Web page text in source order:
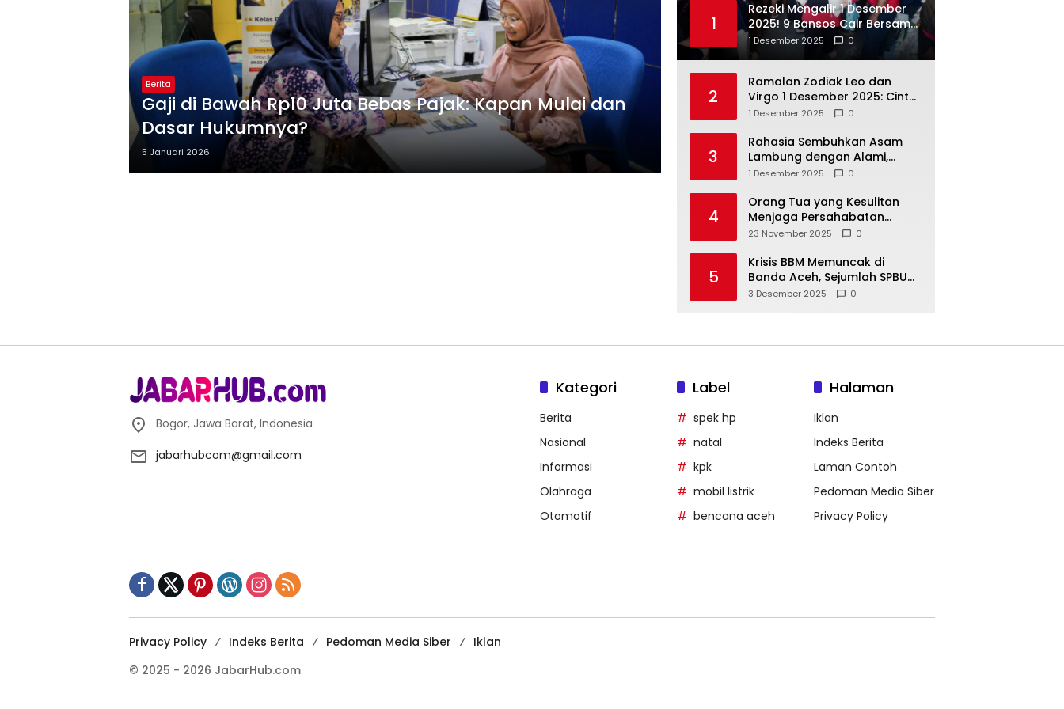
Berita
Gaji di Bawah Rp10 Juta Bebas Pajak: Kapan Mulai dan
Dasar Hukumnya?
5 Januari 2026
1
Rezeki Mengalir 1 Desember
2025! 9 Bansos Cair Bersama:
PKH, BPNT, dan KKS Mandiri
Double
1 Desember 2025 0
2
Ramalan Zodiak Leo dan
Virgo 1 Desember 2025: Cinta,
Karir, Kesehatan, dan
1 Desember 2025 0
3
Rahasia Sembuhkan Asam
Lambung dengan Alami,
Nomor 4 Disalahpahami
1 Desember 2025 0
4
Orang Tua yang Kesulitan
Menjaga Persahabatan
Biasanya Lakukan 8 Hal Ini
23 November 2025 0
5
Krisis BBM Memuncak di
Banda Aceh, Sejumlah SPBU
Tutup Total
3 Desember 2025 0
Bogor, Jawa Barat, Indonesia
jabarhubcom@gmail.com
Kategori
Berita
Nasional
Informasi
Olahraga
Otomotif
Label
spek hp
natal
kpk
mobil listrik
bencana aceh
Halaman
Iklan
Indeks Berita
Laman Contoh
Pedoman Media Siber
Privacy Policy
Privacy Policy Indeks Berita Pedoman Media Siber
Iklan
© 2025 - 2026 JabarHub.com